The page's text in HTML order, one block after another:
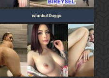
istanbul Duygu